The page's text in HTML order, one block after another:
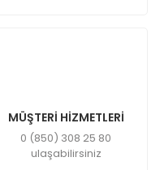
MÜŞTERİ HİZMETLERİ
0 (850) 308 25 80
ulaşabilirsiniz